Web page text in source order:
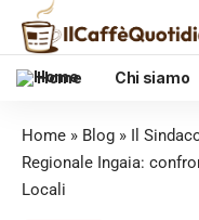
Home Chi siamo
Home » Blog » Il
Regionale Ingaia:
Locali